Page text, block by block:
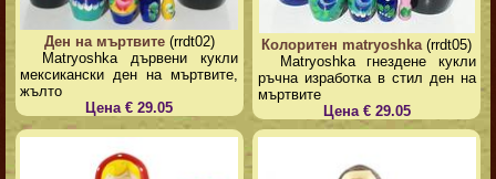
Ден на мъртвите(rrdt02)
Matryoshka дървени кукли
мексикански ден на мъртвите,
жълто
Цена € 29.05
Колоритен matryoshka(rrdt05)
Matryoshka гнездене кукли
ръчна изработка в стил ден на
мъртвите
Цена € 29.05